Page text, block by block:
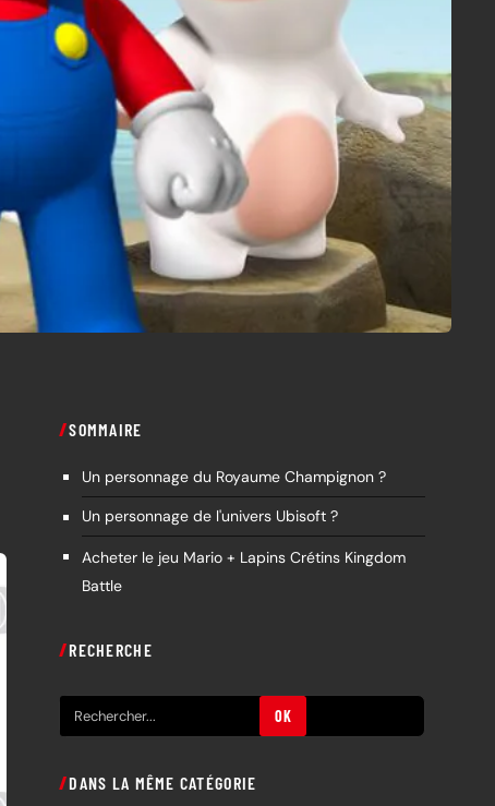
SOMMAIRE
Un personnage du Royaume Champignon ?
Un personnage de l'univers Ubisoft ?
Acheter le jeu Mario + Lapins Crétins Kingdom
Battle
RECHERCHE
e
h
OK
DANS LA MÊME CATÉGORIE